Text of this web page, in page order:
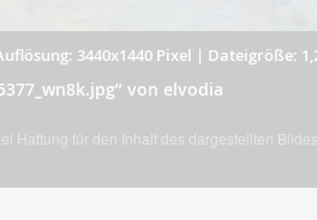
3440x1440 Pixel | Dateigröße:
von elvodia
für den Inhalt des dargestellten